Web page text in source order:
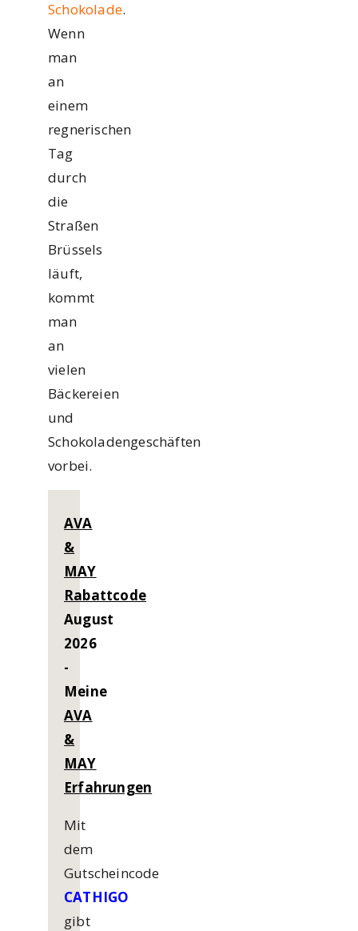
Schokolade.
Wenn
man
an
einem
regnerischen
Tag
durch
die
Straßen
Brüssels
läuft,
kommt
man
an
vielen
Bäckereien
und
Schokoladengeschäften
vorbei.
AVA
&
MAY
Rabattcode
August
2026
-
Meine
AVA
&
MAY
Erfahrungen
Mit
dem
Gutscheincode
CATHIGO
gibt